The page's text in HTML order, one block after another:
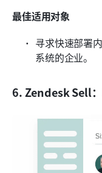
最佳适用对象
寻求快速部署
系统的企业。
6. Zendesk Sell